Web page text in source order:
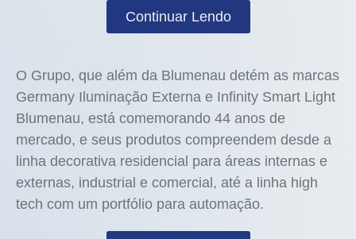
Continuar Lendo
O Grupo, que além da Blumenau detém as marcas
Germany Iluminação Externa e Infinity Smart Light
Blumenau, está comemorando 44 anos de
mercado, e seus produtos compreendem desde a
linha decorativa residencial para áreas internas e
externas, industrial e comercial, até a linha high
tech com um portfólio para automação.